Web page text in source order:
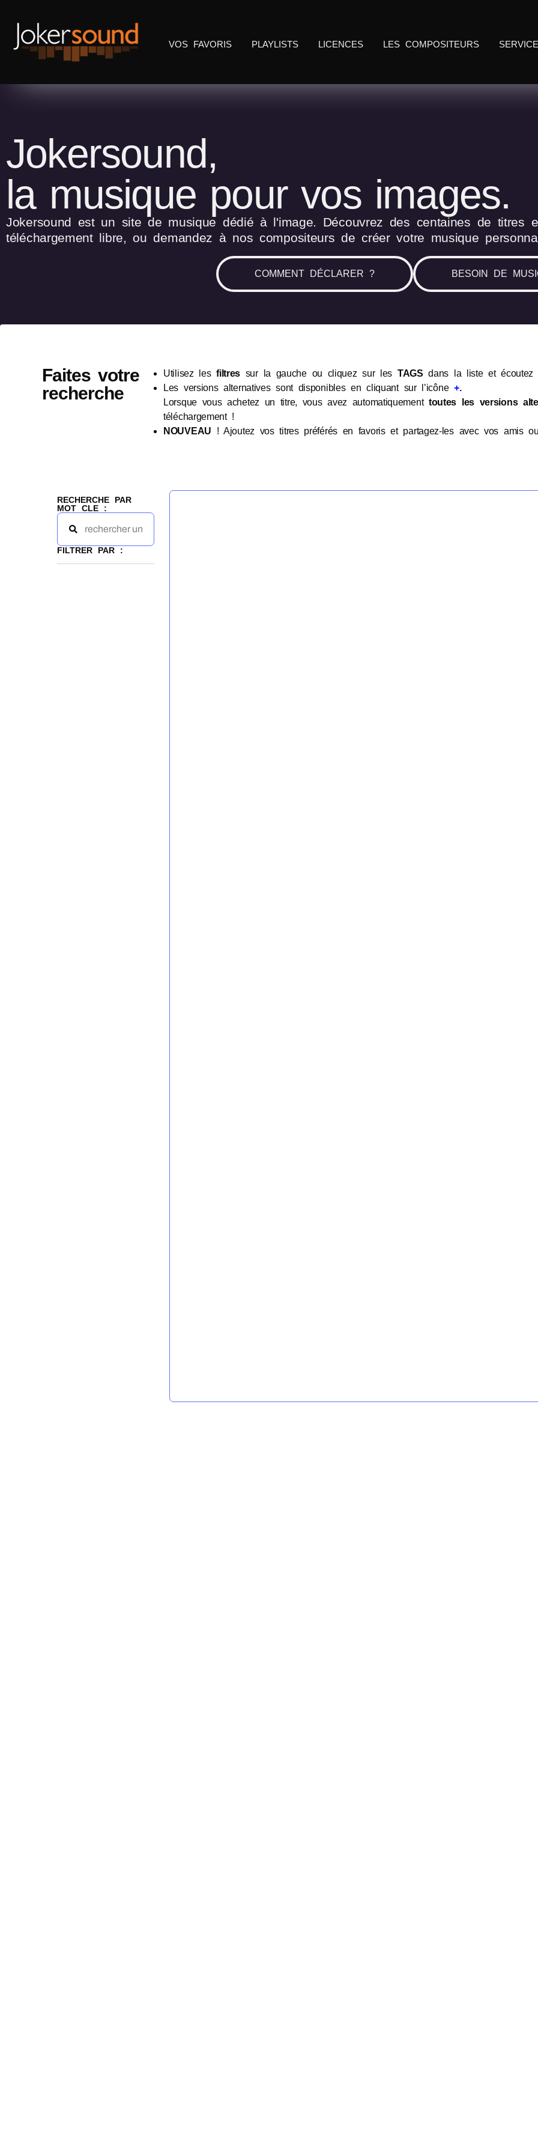
VOS FAVORIS PLAYLISTS LICENCES LES COMPOSITEURS
Jokersound,
la musique pour vos images.
Jokersound est un site de musique dédié à l'image. Découvrez des centaines de titres
téléchargement libre, ou demandez à nos compositeurs de créer votre musique
COMMENT DÉCLARER ? BESOIN DE
Faites votre
recherche
Utilisez lesfiltres sur la gauche ou cliquez sur les TAGS dans la liste et écoutez
Les versions alternatives sont disponibles en cliquant sur l’icône +.
Lorsque vous achetez un titre, vous avez automatiquement toutes les versions
téléchargement !
NOUVEAU ! Ajoutez vos titres préférés en favoris et partagez-les avec vos amis
RECHERCHE PAR
MOT CLE :
FILTRER PAR :